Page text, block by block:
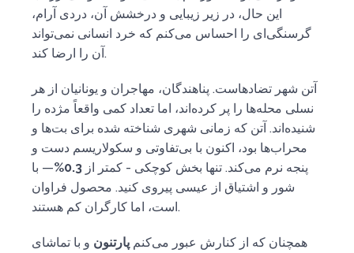
این حال، در زیر زیبایی و درخشش آن، دردی آرام،
گرسنگی‌ای را احساس می‌کنم که خرد انسانی نمی‌تواند
آن را ارضا کند.
آتن شهر تضادهاست. پناهندگان، مهاجران و یونانیان از هر
نسلی محله‌ها را پر کرده‌اند، اما تعداد کمی واقعاً مژده را
شنیده‌اند. آتن که زمانی شهری شناخته شده برای بت‌ها و
محراب‌ها بود، اکنون با بی‌تفاوتی و سکولاریسم دست و
پنجه نرم می‌کند. تنها بخش کوچکی - کمتر از 0.3%
— با
شور و اشتیاق از عیسی پیروی کنید. محصول فراوان
است، اما کارگران کم هستند.
همچنان که از کنارش عبور می‌کنم پارتنون و با تماشای